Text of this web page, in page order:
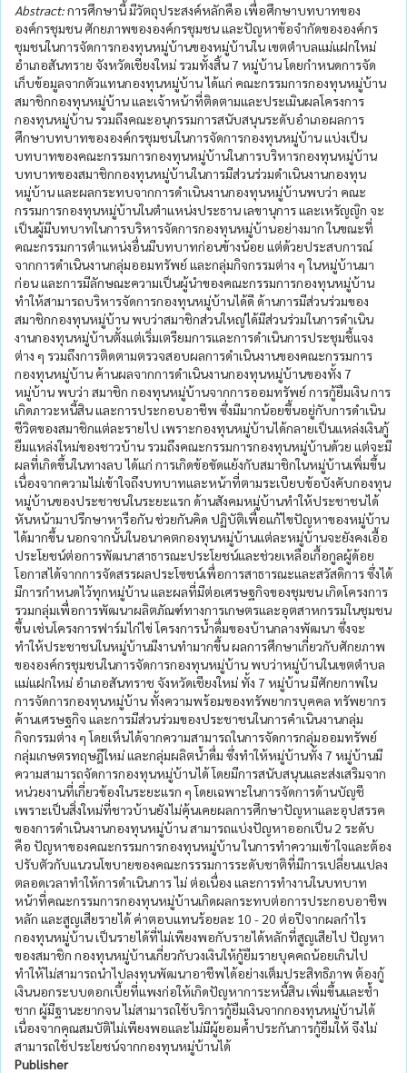
Abstract:การศึกษานี้ มีวัตถุประสงค์หลักคือ เพื่อศึกษาบทบาทของ
องค์กรชุมชน ศักยภาพขององค์กรชุมชน และปัญหาข้อจำกัดขององค์กร
ชุมชนในการจัดการกองทุนหมู่บ้านของหมู่บ้านใน เขตตำบลแม่แฝกใหม่
อำเภอสันทราย จังหวัดเชียงใหม่ รวมทั้งสิ้น 7 หมู่บ้าน โดยกำหนดการจัด
เก็บข้อมูลจากตัวแทนกองทุนหมู่บ้าน ได้แก่ คณะกรรมการกองทุนหมู่บ้าน
สมาชิกกองทุนหมู่บ้าน และเจ้าหน้าที่ติดตามและประเมินผลโครงการ
กองทุนหมู่บ้าน รวมถึงคณะอนุกรรมการสนับสนุนระดับอำเภอผลการ
ศึกษาบทบาทขององค์กรชุมชนในการจัดการกองทุนหมู่บ้าน แบ่งเป็น
บทบาทของคณะกรรมการกองทุนหมู่บ้านในการบริหารกองทุนหมู่บ้าน
บทบาทของสมาชิกกองทุนหมู่บ้านในการมีส่วนร่วมดำเนินงานกองทุน
หมู่บ้าน และผลกระทบจากการดำเนินงานกองทุนหมู่บ้านพบว่า คณะ
กรรมการกองทุนหมู่บ้านในตำแหน่งประธาน เลขานุการ และเหรัญญิก จะ
เป็นผู้มีบทบาทในการบริหารจัดการกองทุนหมู่บ้านอย่างมาก ในขณะที่
คณะกรรมการตำแหน่งอื่นมีบทบาทก่อนข้างน้อย แต่ด้วยประสบการณ์
จากการดำเนินงานกลุ่มออมทรัพย์ และกลุ่มกิจกรรมต่าง ๆ ในหมู่บ้านมา
ก่อน และการมีลักษณะความเป็นผู้นำของคณะกรรมการกองทุนหมู่บ้าน
ทำให้สามารถบริหารจัดการกองทุนหมู่บ้านได้ดี ด้านการมีส่วนร่วมของ
สมาชิกกองทุนหมู่บ้าน พบว่าสมาชิกส่วนใหญ่ได้มีส่วนร่วมในการดำเนิน
งานกองทุนหมู่บ้านตั้งแต่เริ่มเตรียมการและการดำเนินการประชุมชี้แจง
ต่าง ๆ รวมถึงการติดตามตรวจสอบผลการดำเนินงานของคณะกรรมการ
กองทุนหมู่บ้าน ค้านผลจากการดำเนินงานกองทุนหมู่บ้านของทั้ง 7
หมู่บ้าน พบว่า สมาชิก กองทุนหมู่บ้านจากการออมทรัพย์ การกู้ยืมเงิน การ
เกิดภาวะหนี้สิน และการประกอบอาชีพ ซึ่งมีมากน้อยขึ้นอยู่กับการดำเนิน
ชีวิตของสมาชิกแต่ละรายไป เพราะกองทุนหมู่บ้านได้กลายเป็นแหล่งเงินกู้
ยืมแหล่งใหม่ของชาวบ้าน รวมถึงคณะกรรมการกองทุนหมู่บ้านด้วย แต่จะมี
ผลที่เกิดขึ้นในทางลบ ได้แก่ การเกิดข้อขัดแย้งกับสมาชิกในหมู่บ้านเพิ่มขึ้น
เนื่องจากความไม่เข้าใจถึงบทบาทและหน้าที่ตามระเบียบข้อบังคับกองทุน
หมู่บ้านของประชาชนในระยะแรก ด้านสังคมหมู่บ้านทำให้ประชาชนได้
หันหน้ามาปรึกษาหารือกัน ช่วยกันคิด ปฏิบัติเพื่อแก้ไขปัญหาของหมู่บ้าน
ได้มากขึ้น นอกจากนั้นในอนาคตกองทุนหมู่บ้านแต่ละหมู่บ้านจะยังคงเอื้อ
ประโยชน์ต่อการพัฒนาสาธารณะประโยชน์และช่วยเหลือเกื้อกูลผู้ด้อย
โอกาสได้จากการจัดสรรผลประโซชน์เพื่อการสาธารณะและสวัสดิการ ซึ่งได้
มีการกำหนดไว้ทุกหมู่บ้าน และผลที่มีต่อเศรษฐกิจของชุมชน เกิดโครงการ
รวมกลุ่มเพื่อการพัฒนาผลิตภัณฑ์ทางการเกษตรและอุตสาหกรรมในชุมชน
ขึ้น เช่นโครงการฟาร์มไก่ไข่ โครงการน้ำดื่มของบ้านกลางพัฒนา ซึ่งจะ
ทำให้ประชาชนในหมู่บ้านมีงานทำมากขึ้น ผลการศึกษาเกี่ยวกับศักยภาพ
ขององค์กรชุมชนในการจัดการกองทุนหมู่บ้าน พบว่าหมู่บ้านในเขตตำบล
แม่แฝกใหม่ อำเภอสันทราช จังหวัดเชียงใหม่ ทั้ง 7 หมู่บ้าน มีศักยกาพใน
การจัดการกองทุนหมู่บ้าน ทั้งความพร้อมของทรัพยากรบุคคล ทรัพยากร
ค้านเศรษฐกิจ และการมีส่วนร่วมของประชาชนในการคำเนินงานกลุ่ม
กิจกรรมต่าง ๆ โดยเห็นได้จากความสามารถในการจัดการกลุ่มออมทรัพย์
กลุ่มเกษตรทฤษฎีใหม่ และกลุ่มผลิตน้ำดื่ม ซึ่งทำให้หมู่บ้านทั้ง 7 หมู่บ้านมี
ความสามารถจัดการกองทุนหมู่บ้านได้ โดยมีการสนับสนุนและส่งเสริมจาก
หน่วยงานที่เกี่ยวข้องในระยะแรก ๆ โดยเฉพาะในการจัดการด้านบัญชี
เพราะเป็นสิ่งใหม่ที่ชาวบ้านยังไม่คุ้นเคยผลการศึกษาปัญหาและอุปสรรค
ของการดำเนินงานกองทุนหมู่บ้าน สามารถแบ่งปัญหาออกเป็น 2 ระดับ
คือ ปัญหาของคณะกรรมการกองทุนหมู่บ้าน ในการทำความเข้าใจและต้อง
ปรับตัวกับแนวนโขบายของคณะกรรรมการระดับชาติที่มีการเปลี่ยนแปลง
ตลอดเวลาทำให้การดำเนินการ ไม่ ต่อเนื่อง และการทำงานในบทบาท
หน้าที่คณะกรรมการกองทุนหมู่บ้านเกิดผลกระทบต่อการประกอบอาชีพ
หลัก และสูญเสียรายได้ ค่าตอบแทนร้อยละ 10 - 20 ต่อปีจากผลกำไร
กองทุนหมู่บ้าน เป็นรายได้ที่ไม่เพียงพอกับรายได้หลักที่สูญเสียไป ปัญหา
ของสมาชิก กองทุนหมู่บ้านเกี่ยวกับวงเงินให้กู้ยืมรายบุคคถน้อยเกินไป
ทำให้ไม่สามารถนำไปลงทุนพัฒนาอาชีพได้อย่างเต็มประสิทธิภาพ ต้องกู้
เงินนอกระบบดอกเบี้ยที่แพงก่อให้เกิดปัญหาการะหนี้สิน เพิ่มขึ้นและช้ำ
ชาก ผู้มีฐานะยากจน ไม่สามารถใช้บริการกู้ยืมเงินจากกองทุนหมู่บ้านได้
เนื่องจากคุณสมบัติไม่เพียงพอและไม่มีผู้ยอมค้ำประกันการกู้ยืมให้ จึงไม่
สามารถใช้ประโยชน์จากกองทุนหมู่บ้านได้
Publisher